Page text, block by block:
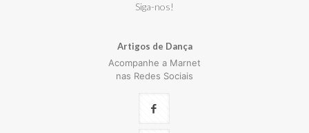
Siga-nos!
Artigos de Dança
Acompanhe a Marnet
nas Redes Sociais